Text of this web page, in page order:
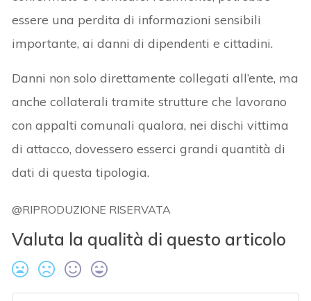
essere una perdita di informazioni sensibili
importante, ai danni di dipendenti e cittadini.
Danni non solo direttamente collegati all’ente, ma
anche collaterali tramite strutture che lavorano
con appalti comunali qualora, nei dischi vittima
di attacco, dovessero esserci grandi quantità di
dati di questa tipologia.
@RIPRODUZIONE RISERVATA
Valuta la qualità di questo articolo